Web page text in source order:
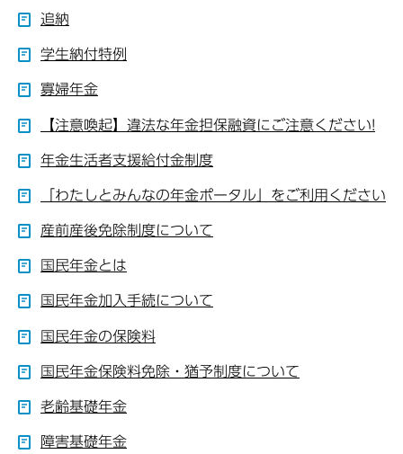
追納
学生納付特例
寡婦年金
【注意喚起】違法な年金担保融資にご注意ください!
年金生活者支援給付金制度
「わたしとみんなの年金ポータル」をご利用ください
産前産後免除制度について
国民年金とは
国民年金加入手続について
国民年金の保険料
国民年金保険料免除・猶予制度について
老齢基礎年金
障害基礎年金